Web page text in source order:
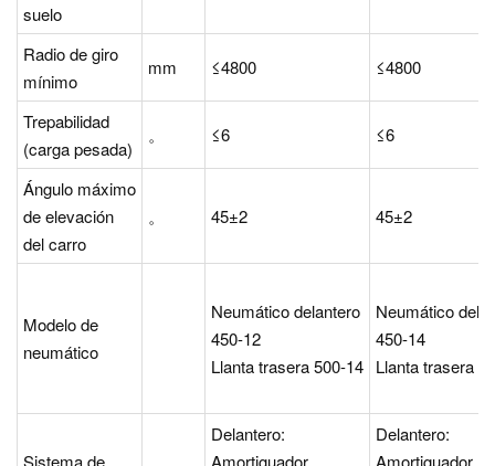
suelo
Radio de giro
mínimo
mm ≤4800 ≤4800
Trepabilidad
(carga pesada)
。 ≤6 ≤6
Ángulo máximo
de elevación
del carro
。 45±2 45±2
Modelo de
neumático
Neumático delantero
450-12
Llanta trasera 500-14
Neumático
450-14
Llanta trasera
Sistema de
Delantero:
Amortiguador
Delantero:
Amortiguador